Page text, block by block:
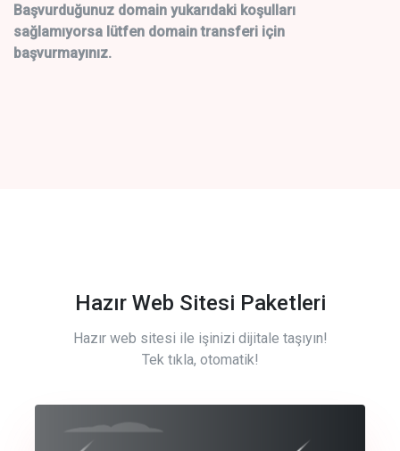
Başvurduğunuz domain yukarıdaki koşulları
sağlamıyorsa lütfen domain transferi için
başvurmayınız.
Hazır Web Sitesi Paketleri
Hazır web sitesi ile işinizi dijitale taşıyın!
Tek tıkla, otomatik!